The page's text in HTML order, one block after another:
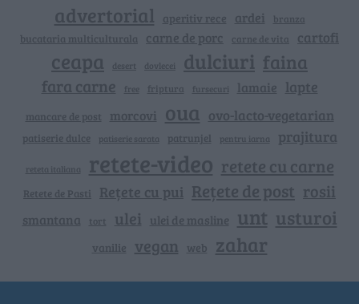
advertorial aperitiv rece ardei branza
bucataria multiculturala carne de porc carne de vita cartofi
ceapa desert dovlecei dulciuri faina
fara carne free friptura fursecuri lamaie lapte
mancare de post morcovi oua ovo-lacto-vegetarian
patiserie dulce patiserie sarata patrunjel pentru iarna prajitura
reteta italiana retete-video retete cu carne
Retete de Pasti Rețete cu pui Rețete de post rosii
smantana tort ulei ulei de masline unt usturoi
vanilie vegan web zahar